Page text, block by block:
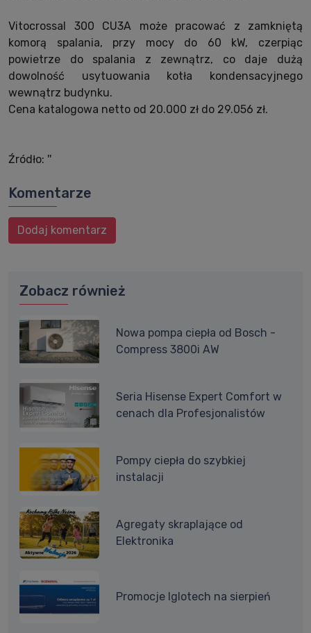
Vitocrossal 300 CU3A może pracować z zamkniętą
komorą spalania, przy mocy do 60 kW, czerpiąc
powietrze do spalania z zewnątrz, co daje dużą
dowolność usytuowania kotła kondensacyjnego
wewnątrz budynku.
Cena katalogowa netto od 20.000 zł do 29.056 zł.
Źródło: ''
Komentarze
Dodaj komentarz
Zobacz również
Nowa pompa ciepła od Bosch -
Compress 3800i AW
Seria Hisense Expert Comfort w
cenach dla Profesjonalistów
Pompy ciepła do szybkiej
instalacji
Agregaty skraplające od
Elektronika
Promocje Iglotech na sierpień